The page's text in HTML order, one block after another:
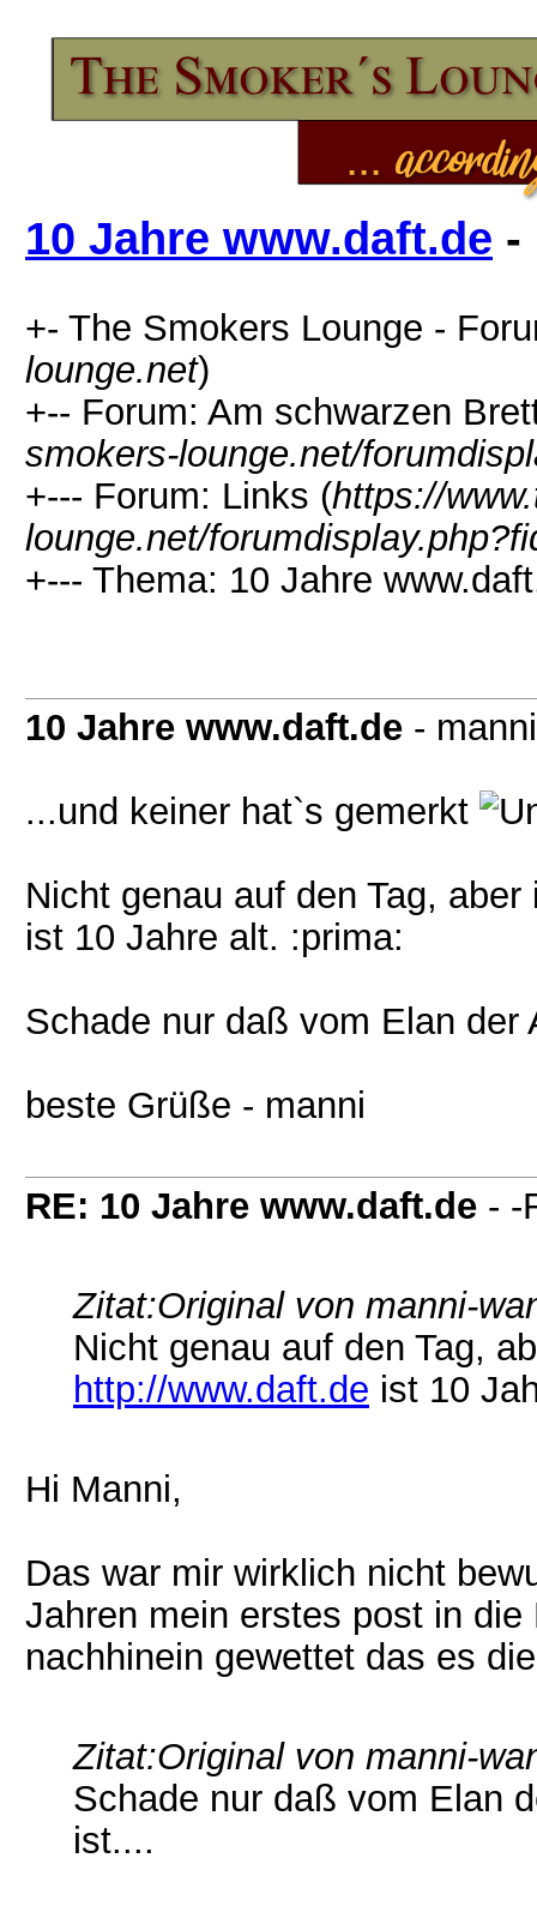
10 Jahre www.daft.de -
+- The Smokers Lounge -
lounge.net)
+-- Forum: Am schwarzen
smokers-lounge.net/
+--- Forum: Links (https://
lounge.net/
+--- Thema: 10 Jahre
10 Jahre www.daft.de -
...und keiner hat`s gemerkt
Nicht genau auf den Tag,
ist 10 Jahre alt. :prima:
Schade nur daß vom Elan
beste Grüße - manni
RE: 10 Jahre www.daft.de - -
Zitat:Original von manni-
Nicht genau auf den Tag,
http://www.daft.de ist 10
Hi Manni,
Das war mir wirklich nicht
Jahren mein erstes post in
nachhinein gewettet das es
Zitat:Original von manni-
Schade nur daß vom Elan
ist....